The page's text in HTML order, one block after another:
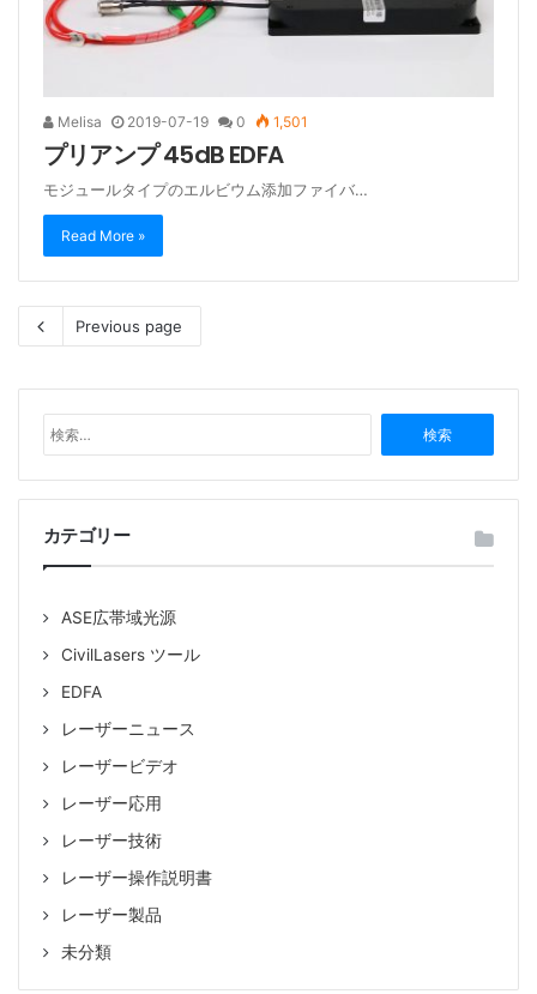
Melisa 2019-07-19 0 1,501
プリアンプ 45dB EDFA
モジュールタイプのエルビウム添加ファイバ…
Read More »
Previous page
索
:
カテゴリー
ASE広帯域光源
CivilLasers ツール
EDFA
レーザーニュース
レーザービデオ
レーザー応用
レーザー技術
レーザー操作説明書
レーザー製品
未分類